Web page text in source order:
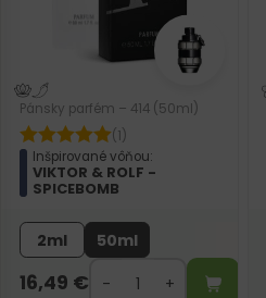
Pánsky parfém – 414 (50ml)
(1)
Inšpirované vôňou:
VIKTOR & ROLF -
SPICEBOMB
2ml 50ml
16,49 €